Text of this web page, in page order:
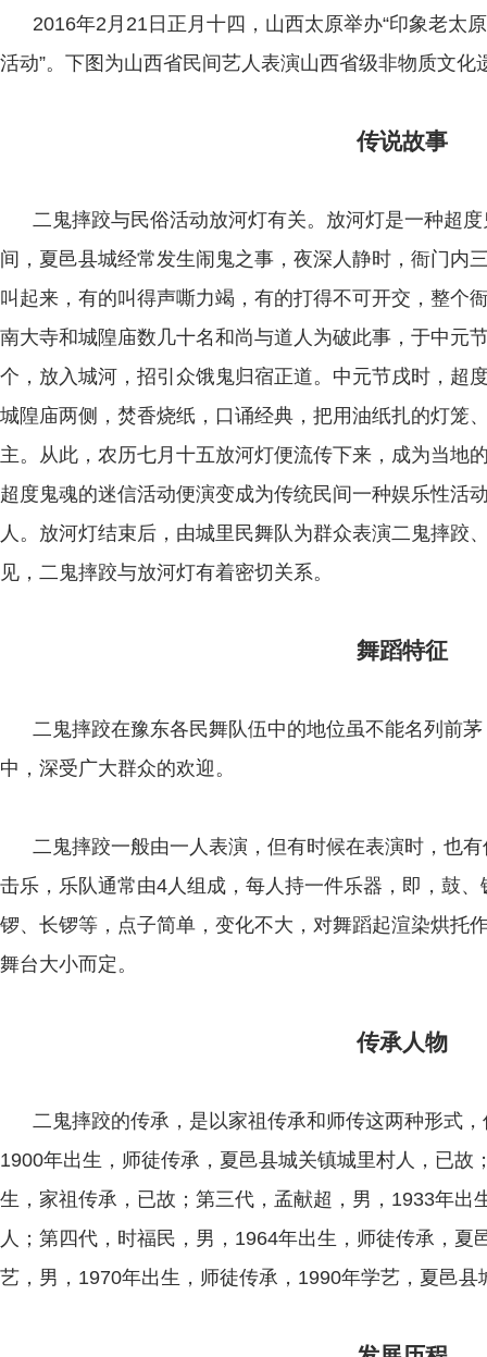
2016年2月21日正月十四，山西太原举办“印象老太
活动”。下图为山西省民间艺人表演山西省级非物质文化
传说故事
二鬼摔跤与民俗活动放河灯有关。放河灯是一种超度
间，夏邑县城经常发生闹鬼之事，夜深人静时，衙门内
叫起来，有的叫得声嘶力竭，有的打得不可开交，整个
南大寺和城隍庙数几十名和尚与道人为破此事，于中元
个，放入城河，招引众饿鬼归宿正道。中元节戌时，超
城隍庙两侧，焚香烧纸，口诵经典，把用油纸扎的灯笼
主。从此，农历七月十五放河灯便流传下来，成为当地
超度鬼魂的迷信活动便演变成为传统民间一种娱乐性活
人。放河灯结束后，由城里民舞队为群众表演二鬼摔跤
见，二鬼摔跤与放河灯有着密切关系。
舞蹈特征
二鬼摔跤在豫东各民舞队伍中的地位虽不能名列前茅
中，深受广大群众的欢迎。
二鬼摔跤一般由一人表演，但有时候在表演时，也有
击乐，乐队通常由4人组成，每人持一件乐器，即，鼓
锣、长锣等，点子简单，变化不大，对舞蹈起渲染烘托
舞台大小而定。
传承人物
二鬼摔跤的传承，是以家祖传承和师传这两种形式，
1900年出生，师徒传承，夏邑县城关镇城里村人，已故
生，家祖传承，已故；第三代，孟献超，男，1933年出
人；第四代，时福民，男，1964年出生，师徒传承，夏
艺，男，1970年出生，师徒传承，1990年学艺，夏邑县